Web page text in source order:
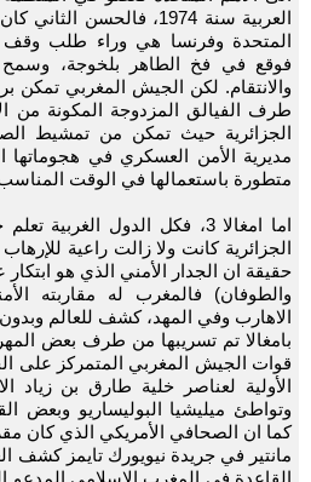
العربية سنة 1974، فالحسن
المتحدة وفرنسا هي وراء طلب وقف
فوقع في فخ الطاهر بلخوجة، وسمح
والانتقام. لكن الجيش المغربي تمكن
طرف الفيالق المزدوجة المكونة من
الجزائرية حيث تمكن من تمشيط
مديرية الأمن العسكري في
متطورة باستعمالها في الوقت
اما امغالا 3، فكل الدول
الجزائرية كانت ولا زالت راعية
حقيقة ان الجدار الأمني الذي هو
والطوفان) فالمغرب له مقاربته
الاهارب وفي المهد، كشف للعالم
بامغالا تم تسريبها من طرف بعض
قوات الجيش المغربي المتمركز على
الأولية لعناصر خلية طارق بن زياد
وتواطئ ميليشيا البوليساريو وبعض
كما ان الصحافي الأمريكي الذي كان
مانتير في جريدة نيويورك تايمز كشف
القاعدة في المغرب الإسلامي المدعو